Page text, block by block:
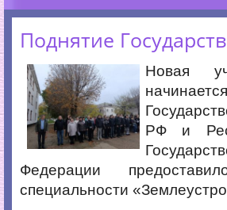
Поднятие
Новая
РФ и
Федерации
специальности